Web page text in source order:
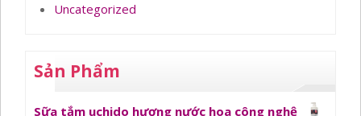
Uncategorized
Sản Phẩm
Sữa tắm uchido hương nước hoa công nghệ